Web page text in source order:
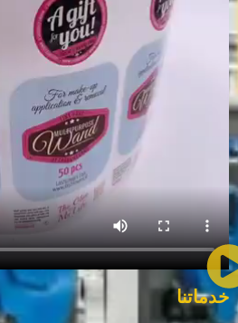
خدماتنا